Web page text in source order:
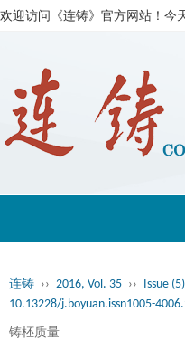
欢迎访问《连铸》官方网站！今
连铸 ›› 2016, Vol. 35 ›› Issue (5)
10.13228/j.boyuan.issn1005-
铸柸质量